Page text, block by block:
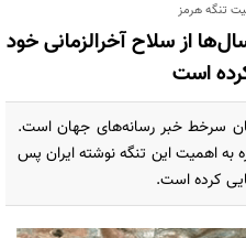
تنگه هرمز
از سلاح آخرالزمانی خود
است
سرخط خبر رسانه‌های جهان است.
به اهمیت این تنگه نوشته ایران پس
کرده است.